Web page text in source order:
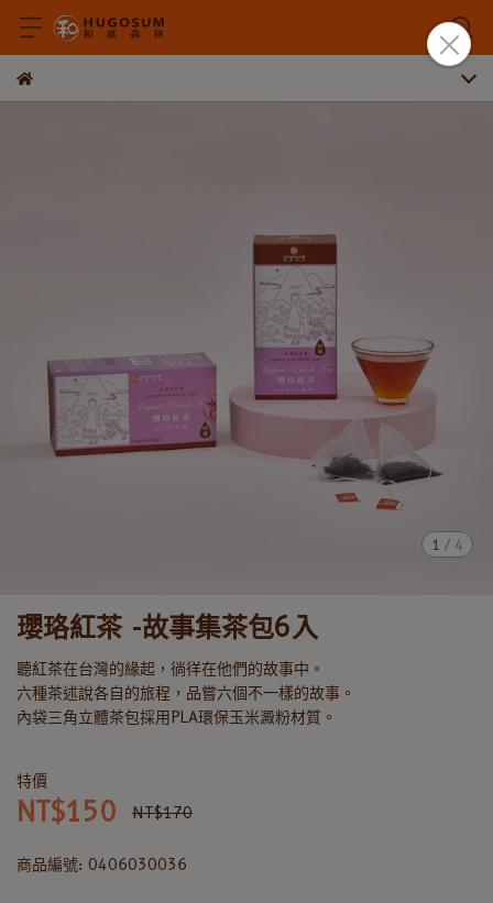
1 / 4
瓔珞紅茶 -故事集茶包6入
聽紅茶在台灣的緣起，徜徉在他們的故事中。
六種茶述說各自的旅程，品嘗六個不一樣的故事。
內袋三角立體茶包採用PLA環保玉米澱粉材質。
特價
NT$150 NT$170
商品編號: 0406030036